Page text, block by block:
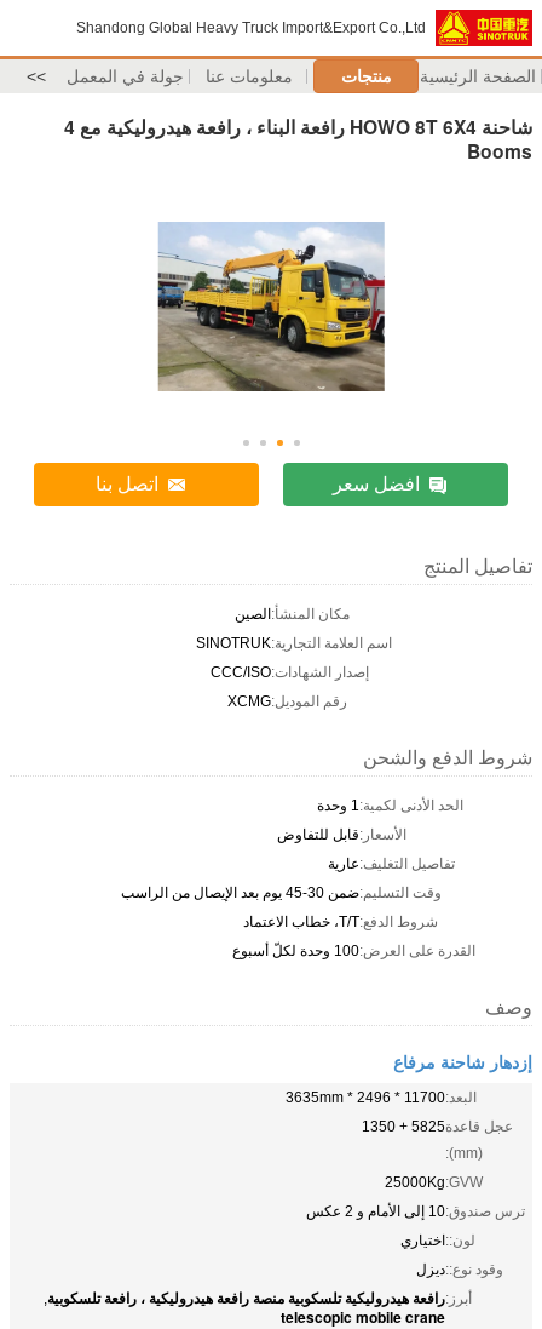
Shandong Global Heavy Truck Import&Export Co.,Ltd
الصفحة الرئيسية منتجات معلومات عنا جولة في المعمل >>
شاحنة HOWO 8T 6X4 رافعة البناء ، رافعة هيدروليكية مع 4
Booms
افضل سعر اتصل بنا
تفاصيل المنتج
مكان المنشأ:الصين
اسم العلامة التجارية:SINOTRUK
إصدار الشهادات:CCC/ISO
رقم الموديل:XCMG
شروط الدفع والشحن
الحد الأدنى لكمية:1 وحدة
الأسعار:قابل للتفاوض
تفاصيل التغليف:عارية
وقت التسليم:ضمن 30-45 يوم بعد الإيصال من الراسب
شروط الدفع:T/T، خطاب الاعتماد
القدرة على العرض:100 وحدة لكلّ أسبوع
وصف
إزدهار شاحنة مرفاع
البعد:11700 * 2496 * 3635mm
عجل قاعدة
(mm):
5825 + 1350
GVW:
25000Kg
ترس صندوق:10 إلى الأمام و 2 عكس
لون::اختياري
وقود نوع::ديزل
أبرز:رافعة هيدروليكية تلسكوبية منصة رافعة هيدروليكية ، رافعة تلسكوبية,
telescopic mobile crane